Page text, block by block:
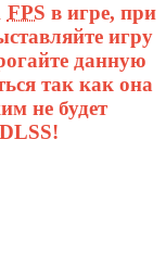
FPS в игре, при
игру
данную
так как она
не будет